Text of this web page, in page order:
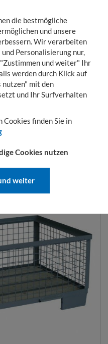
KONTO WARENKORB
OHNE
die bestmögliche
und unsere
Wir verarbeiten
Personalisierung nur,
und weiter" Ihr
werden durch Klick auf
nutzen" mit den
und Ihr Surfverhalten
Cookies finden Sie in
Cookies nutzen
weiter